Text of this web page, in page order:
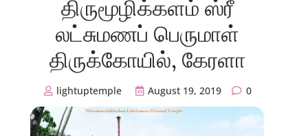
திருமூழிக்களம் ஸ்ரீ
லட்சுமணப் பெருமாள்
திருக்கோயில், கேரளா
lightuptemple August 19, 2019 0